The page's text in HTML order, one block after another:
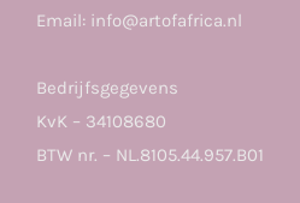
Email: info@artofafrica.nl
Bedrijfsgegevens
KvK – 34108680
BTW nr. – NL.8105.44.957.B01